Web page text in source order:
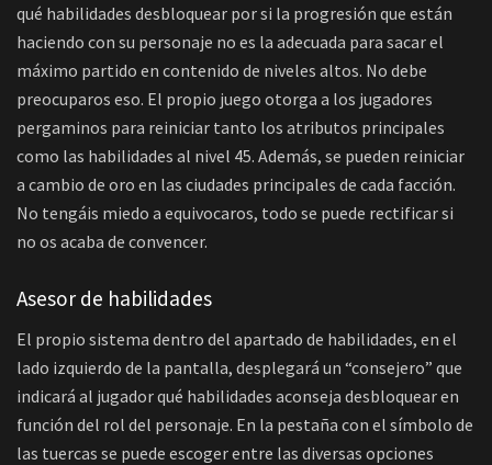
qué habilidades desbloquear por si la progresión que están
haciendo con su personaje no es la adecuada para sacar el
máximo partido en contenido de niveles altos. No debe
preocuparos eso. El propio juego otorga a los jugadores
pergaminos para reiniciar tanto los atributos principales
como las habilidades al nivel 45. Además, se pueden reiniciar
a cambio de oro en las ciudades principales de cada facción.
No tengáis miedo a equivocaros, todo se puede rectificar si
no os acaba de convencer.
Asesor de habilidades
El propio sistema dentro del apartado de habilidades, en el
lado izquierdo de la pantalla, desplegará un “consejero” que
indicará al jugador qué habilidades aconseja desbloquear en
función del rol del personaje. En la pestaña con el símbolo de
las tuercas se puede escoger entre las diversas opciones